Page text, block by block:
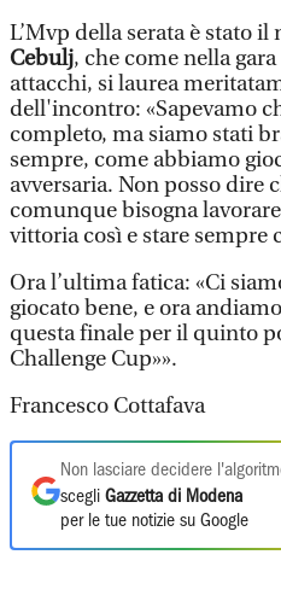
L’Mvp della serata è stato
Cebulj, che come nella
attacchi, si laurea
dell'incontro: «Sapevamo
completo, ma siamo stati
sempre, come abbiamo
avversaria. Non posso dire
comunque bisogna
vittoria così e stare sempre
Ora l’ultima fatica: «Ci
giocato bene, e ora
questa finale per il quinto
Challenge Cup»».
Francesco Cottafava
Non lasciare decidere
scegli Gazzetta di Modena
per le tue notizie su Google